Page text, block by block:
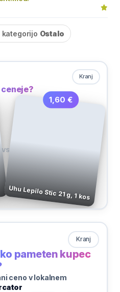
kategorijo Ostalo
Kranj
ceneje?
VS
1,60 €
Uhu Lepilo Stic 21 g, 1 kos
Kranj
pameten kupec
ceno v lokalnem